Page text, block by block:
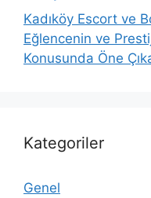
Kadıköy Escort ve
Eğlencenin ve
Konusunda Öne
Kategoriler
Genel